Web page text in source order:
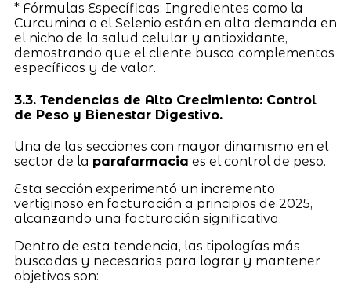
* Fórmulas Específicas: Ingredientes como la
Curcumina o el Selenio están en alta demanda en
el nicho de la salud celular y antioxidante,
demostrando que el cliente busca complementos
específicos y de valor.
3.3. Tendencias de Alto Crecimiento: Control
de Peso y Bienestar Digestivo.
Una de las secciones con mayor dinamismo en el
sector de la parafarmacia es el control de peso.
Esta sección experimentó un incremento
vertiginoso en facturación a principios de 2025,
alcanzando una facturación significativa.
Dentro de esta tendencia, las tipologías más
buscadas y necesarias para lograr y mantener
objetivos son: